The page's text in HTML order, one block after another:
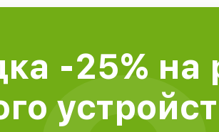
-25% на